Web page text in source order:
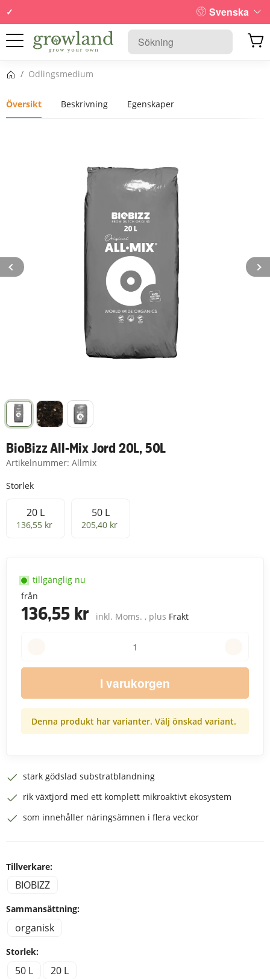
Svenska
Startsida
/ Odlingsmedium
Översikt Beskrivning Egenskaper
BioBizz All-Mix Jord 20L, 50L
Artikelnummer: Allmix
Storlek
20 L
20 L
136,55 kr
50 L
50 L
205,40 kr
från
136,55 kr inkl. Moms. , plus Frakt
tillgänglig nu
I varukorgen
Denna produkt har varianter. Välj önskad variant.
stark gödslad substratblandning
rik växtjord med ett komplett mikroaktivt ekosystem
som innehåller näringsämnen i flera veckor
Tillverkare:
BIOBIZZ
Sammansättning:
organisk
Storlek:
50 L 20 L